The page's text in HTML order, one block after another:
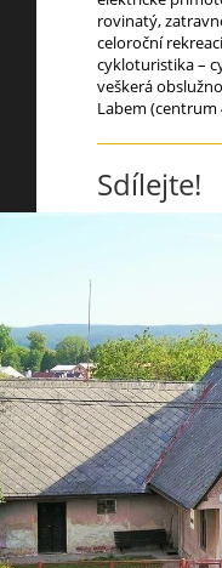
rovinatý,
celoroční
cykloturistika –
veškerá
Labem (centrum
Sdílejte!